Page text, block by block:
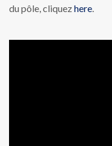
du pôle, cliquezhere.